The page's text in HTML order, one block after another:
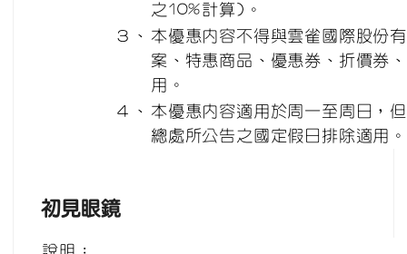
之10%計算)。
３、 本優惠內容不得與雲雀國際股份
案、特惠商品、優惠券、折價券
用。
４、 本優惠內容適用於周一至周日，
總處所公告之國定假日排除適用。
初見眼鏡